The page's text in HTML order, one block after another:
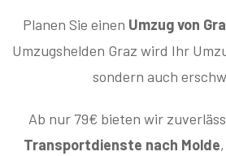
Planen Sie einen Umzug von
Umzugshelden Graz wird Ihr
sondern auch
Ab nur 79€ bieten wir
Transportdienste nach Molde